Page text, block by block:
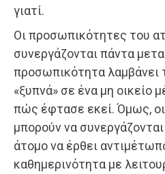
γιατί.
Οι προσωπικότητες του
συνεργάζονται πάντα
προσωπικότητα λαμβάνει
«ξυπνά» σε ένα μη οικείο
πώς έφτασε εκεί. Όμως,
μπορούν να
άτομο να έρθει
καθημερινότητα με